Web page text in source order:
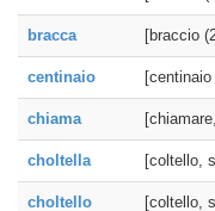
bracca [braccio
centinaio
chiama
choltella [coltello,
choltello [coltello,